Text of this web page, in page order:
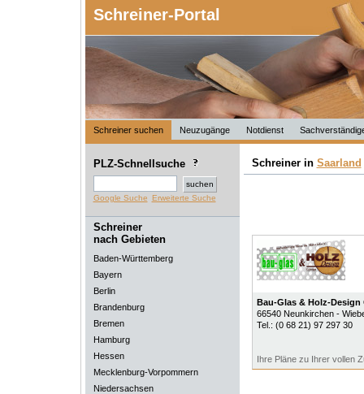
Schreiner-Portal
Schreiner suchen Neuzugänge Notdienst
PLZ-Schnellsuche
Google Suche Erweiterte Suche
Schreiner
nach Gebieten
Baden-Württemberg
Bayern
Berlin
Brandenburg
Bremen
Hamburg
Hessen
Mecklenburg-Vorpommern
Niedersachsen
Schreiner in Saarland
Bau-Glas & Holz-Design
66540 Neunkirchen -
Tel.: (0 68 21) 97 297 30
Ihre Pläne zu Ihrer vollen